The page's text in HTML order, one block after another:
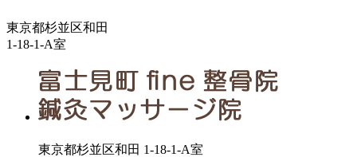
東京都杉並区和田
1-18-1-A室
東京都杉並区和田 1-18-1-A室